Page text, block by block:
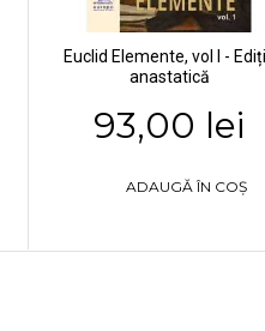
Euclid Elemente, vol I -
anastatică
93,00 lei
ADAUGĂ ÎN COȘ